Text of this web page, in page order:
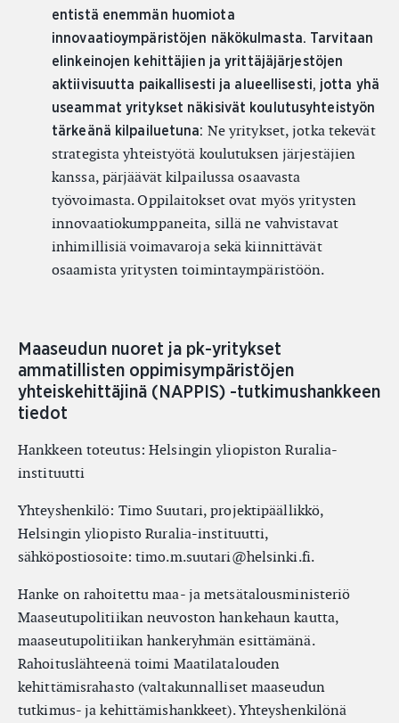
entistä enemmän huomiota
innovaatioympäristöjen näkökulmasta. Tarvitaan
elinkeinojen kehittäjien ja yrittäjäjärjestöjen
aktiivisuutta paikallisesti ja alueellisesti, jotta yhä
useammat yritykset näkisivät koulutusyhteistyön
tärkeänä kilpailuetuna: Ne yritykset, jotka tekevät
strategista yhteistyötä koulutuksen järjestäjien
kanssa, pärjäävät kilpailussa osaavasta
työvoimasta. Oppilaitokset ovat myös yritysten
innovaatiokumppaneita, sillä ne vahvistavat
inhimillisiä voimavaroja sekä kiinnittävät
osaamista yritysten toimintaympäristöön.
Maaseudun nuoret ja pk-yritykset
ammatillisten oppimisympäristöjen
yhteiskehittäjinä (NAPPIS) -tutkimushankkeen
tiedot
Hankkeen toteutus: Helsingin yliopiston Ruralia-
instituutti
Yhteyshenkilö: Timo Suutari, projektipäällikkö,
Helsingin yliopisto Ruralia-instituutti,
sähköpostiosoite: timo.m.suutari@helsinki.fi.
Hanke on rahoitettu maa- ja metsätalousministeriö
Maaseutupolitiikan neuvoston hankehaun kautta,
maaseutupolitiikan hankeryhmän esittämänä.
Rahoituslähteenä toimi Maatilatalouden
kehittämisrahasto (valtakunnalliset maaseudun
tutkimus- ja kehittämishankkeet). Yhteyshenkilönä